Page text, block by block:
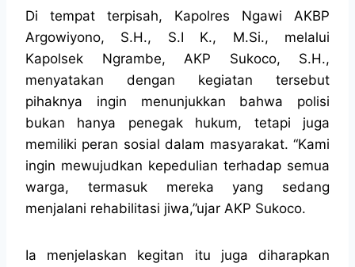
Di tempat terpisah, Kapolres Ngawi AKBP
Argowiyono, S.H., S.I K., M.Si., melalui
Kapolsek Ngrambe, AKP Sukoco, S.H.,
menyatakan dengan kegiatan tersebut
pihaknya ingin menunjukkan bahwa polisi
bukan hanya penegak hukum, tetapi juga
memiliki peran sosial dalam masyarakat. “Kami
ingin mewujudkan kepedulian terhadap semua
warga, termasuk mereka yang sedang
menjalani rehabilitasi jiwa,”ujar AKP Sukoco.
Ia menjelaskan kegitan itu juga diharapkan